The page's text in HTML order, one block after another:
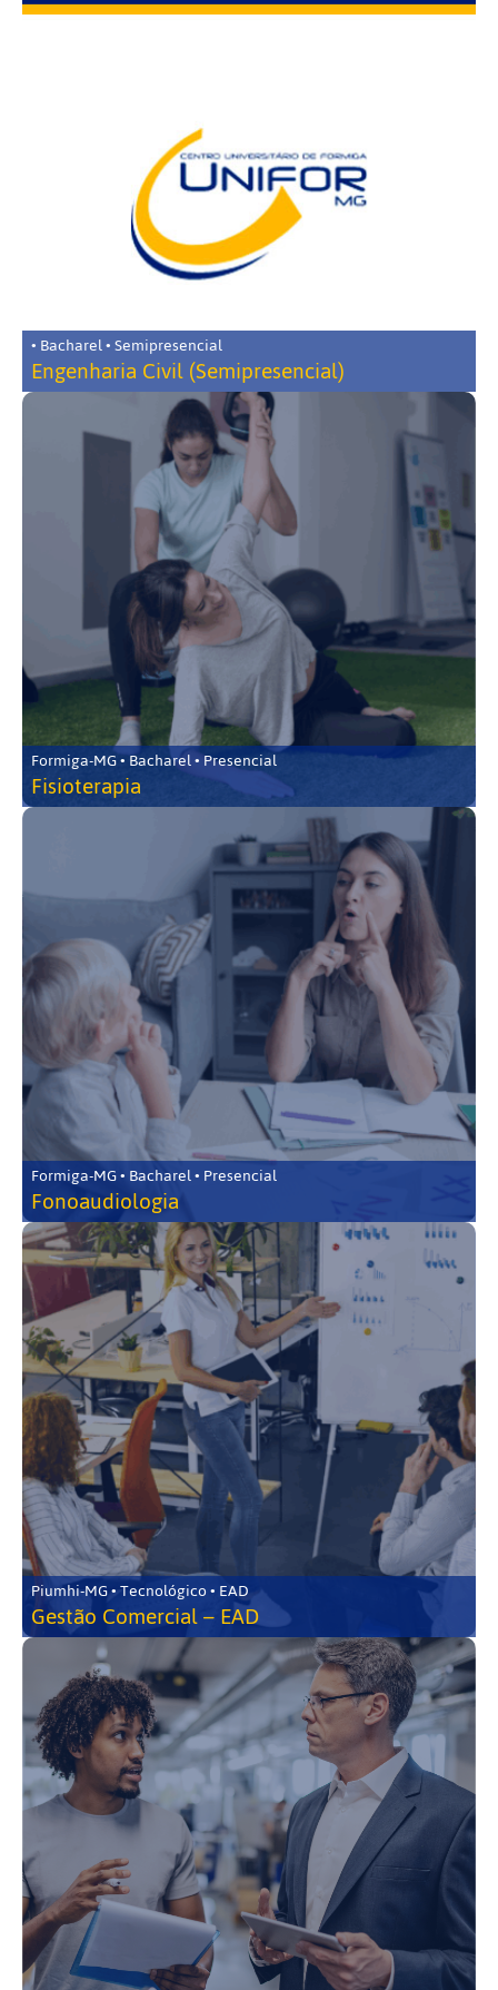
• Bacharel • Semipresencial
Engenharia Civil (Semipresencial)
Formiga-MG • Bacharel • Presencial
Fisioterapia
Formiga-MG • Bacharel • Presencial
Fonoaudiologia
Piumhi-MG • Tecnológico • EAD
Gestão Comercial – EAD